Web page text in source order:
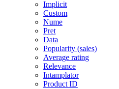
Implicit
Custom
Nume
Pret
Data
Popularity (sales)
Average rating
Relevance
Intamplator
Product ID